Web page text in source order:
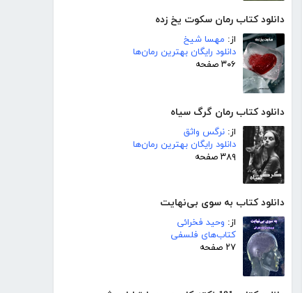
دانلود کتاب رمان سکوت یخ زده
از: مهسا شیخ
دانلود رایگان بهترین رمان‌ها
۳۰۶ صفحه
دانلود کتاب رمان گرگ سیاه
از: نرگس واثق
دانلود رایگان بهترین رمان‌ها
۳۸۹ صفحه
دانلود کتاب به سوی بی‌نهایت
از: وحید فخرائی
کتاب‌های فلسفی
۲۷ صفحه